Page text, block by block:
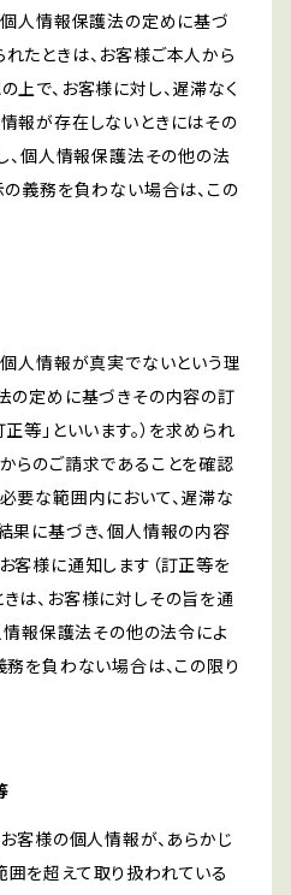
個人情報保護法の定めに基づ
たときは、お客様ご本人から
上で、お客様に対し、遅滞なく
報が存在しないときにはその
、個人情報保護法その他の法
の義務を負わない場合は、この
個人情報が真実でないという理
の定めに基づきその内容の訂
等」といいます。）を求められ
らのご請求であることを確認
要な範囲内において、遅滞な
果に基づき、個人情報の内容
客様に通知します（訂正等を
は、お客様に対しその旨を通
情報保護法その他の法令によ
務を負わない場合は、この限り
客様の個人情報が、あらかじ
を超えて取り扱われている